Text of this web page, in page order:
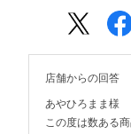
店舗からの回答
あやひろまま様
この度は数ある